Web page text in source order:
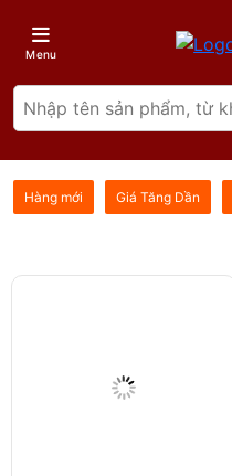
Menu
Hàng mới Giá Tăng Dần